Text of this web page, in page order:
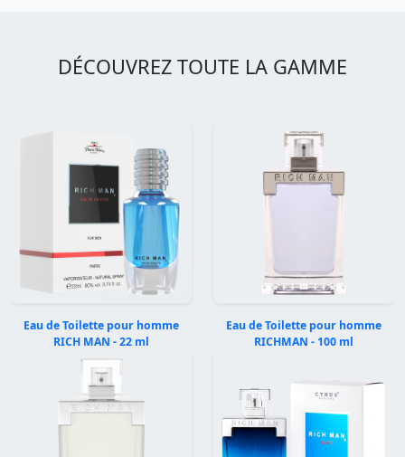
DÉCOUVREZ TOUTE LA GAMME
Eau de Toilette pour homme
RICH MAN - 22 ml
Eau de Toilette pour homme
RICHMAN - 100 ml